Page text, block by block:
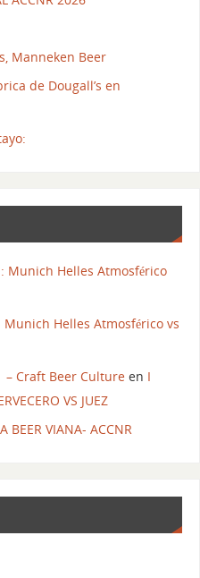
Manneken Beer
de Dougall’s en
Munich Helles Atmosférico
Helles Atmosférico vs
– Craft Beer Cultureen I
VS JUEZ
BEER VIANA- ACCNR